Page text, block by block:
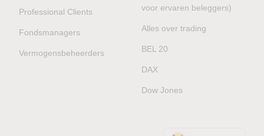
Professional Clients
Fondsmanagers
Vermogensbeheerders
voor ervaren beleggers)
Alles over trading
BEL 20
DAX
Dow Jones